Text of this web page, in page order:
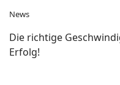
News
Die richtige
Erfolg!